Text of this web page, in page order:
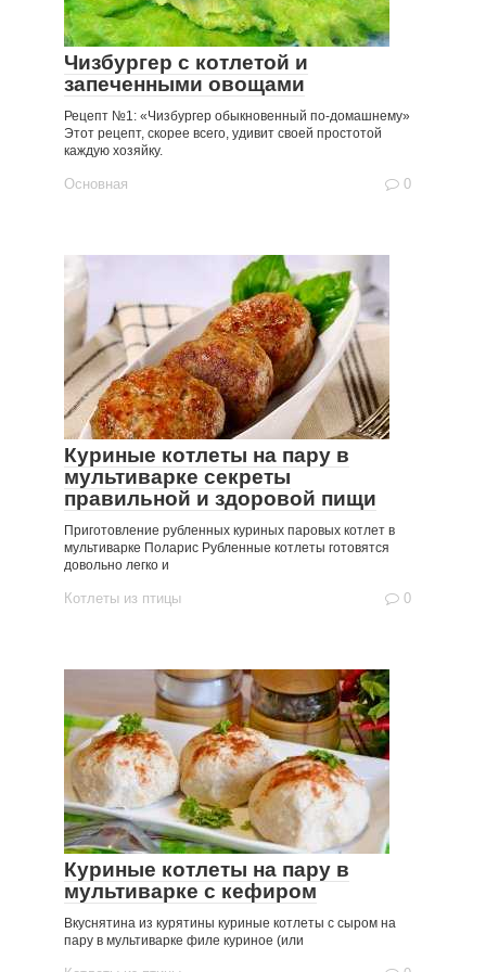
Чизбургер с котлетой и
запеченными овощами
Рецепт №1: «Чизбургер обыкновенный по-домашнему»
Этот рецепт, скорее всего, удивит своей простотой
каждую хозяйку.
Основная 0
Куриные котлеты на пару в
мультиварке секреты
правильной и здоровой пищи
Приготовление рубленных куриных паровых котлет в
мультиварке Поларис Рубленные котлеты готовятся
довольно легко и
Котлеты из птицы 0
Куриные котлеты на пару в
мультиварке с кефиром
Вкуснятина из курятины куриные котлеты с сыром на
пару в мультиварке филе куриное (или